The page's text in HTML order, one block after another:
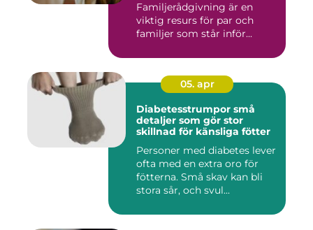
Familjerådgivning är en
viktig resurs för par och
familjer som står inför...
05. apr
Diabetesstrumpor små
detaljer som gör stor
skillnad för känsliga fötter
Personer med diabetes lever
ofta med en extra oro för
fötterna. Små skav kan bli
stora sår, och svul...